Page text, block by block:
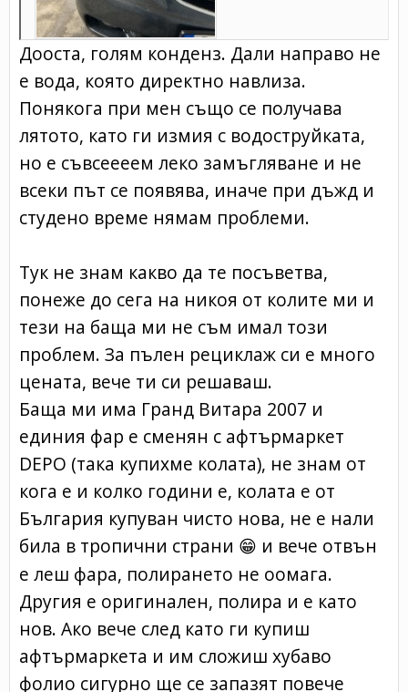
Дооста, голям конденз. Дали направо не
е вода, която директно навлиза.
Понякога при мен също се получава
лятото, като ги измия с водоструйката,
но е съвсеееем леко замъгляване и не
всеки път се появява, иначе при дъжд и
студено време нямам проблеми.
Тук не знам какво да те посъветва,
понеже до сега на никоя от колите ми и
тези на баща ми не съм имал този
проблем. За пълен рециклаж си е много
цената, вече ти си решаваш.
Баща ми има Гранд Витара 2007 и
единия фар е сменян с афтърмаркет
DEPO (така купихме колата), не знам от
кога е и колко години е, колата е от
България купуван чисто нова, не е нали
била в тропични страни 😁 и вече отвън
е леш фара, полирането не оомага.
Другия е оригинален, полира и е като
нов. Ако вече след като ги купиш
афтърмаркета и им сложиш хубаво
фолио сигурно ще се запазят повече